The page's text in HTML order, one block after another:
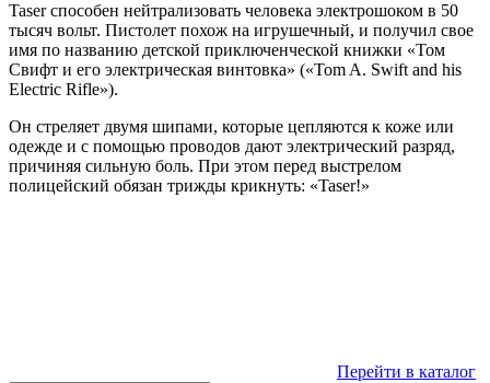
Taser способен нейтрализовать человека электрошоком в 50
тысяч вольт. Пистолет похож на игрушечный, и получил свое
имя по названию детской приключенческой книжки «Том
Свифт и его электрическая винтовка» («Tom A. Swift and his
Electric Rifle»).
Он стреляет двумя шипами, которые цепляются к коже или
одежде и с помощью проводов дают электрический разряд,
причиняя сильную боль. При этом перед выстрелом
полицейский обязан трижды крикнуть: «Taser!»
Перейти в каталог